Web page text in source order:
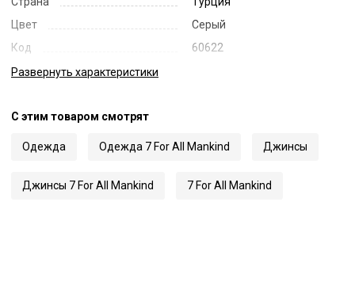
Цвет
Серый
Код
60622
Артикул
Развернуть характеристики
С этим товаром смотрят
Одежда Одежда 7 For All Mankind Джинсы
Джинсы 7 For All Mankind 7 For All Mankind